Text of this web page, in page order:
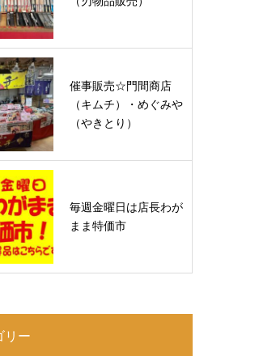
催事販売☆門間商店
（キムチ）・めぐみや
（やきとり）
毎週金曜日は店長わが
まま特価市
リー